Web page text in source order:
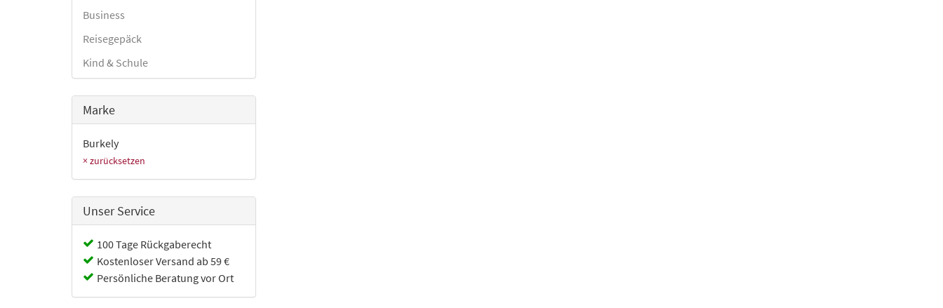
Business
Reisegepäck
Kind & Schule
Marke
Burkely
× zurücksetzen
Unser Service
100 Tage Rückgaberecht
Kostenloser Versand ab 59 €
Persönliche Beratung vor Ort